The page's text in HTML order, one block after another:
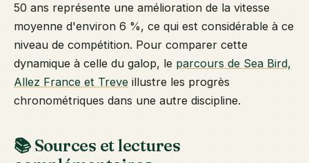
50 ans représente une amélioration de la vitesse
moyenne d'environ 6 %, ce qui est considérable à ce
niveau de compétition. Pour comparer cette
dynamique à celle du galop, le parcours de Sea Bird,
Allez France et Treve illustre les progrès
chronométriques dans une autre discipline.
📚 Sources et lectures